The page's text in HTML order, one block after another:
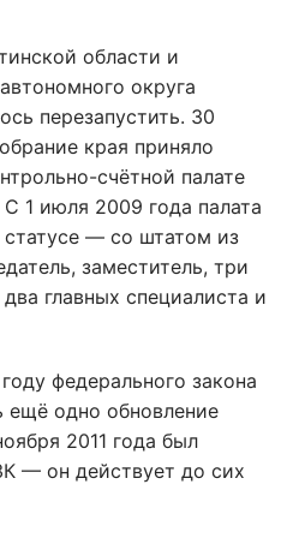
области и
округа
перезапустить. 30
края приняло
счётной палате
1 июля 2009 года палата
статусе — со штатом из
заместитель, три
главных специалиста и
федерального закона
одно обновление
2011 года был
— он действует до сих